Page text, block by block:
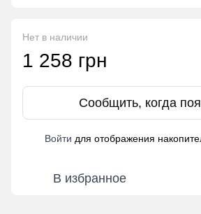
Нет в наличии
1 258 грн
Сообщить, когда
Войти для отображения
В избранное